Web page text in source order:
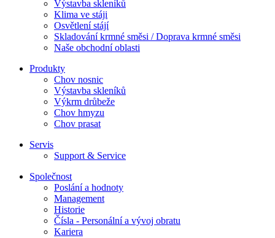
Výstavba skleníků
Klima ve stáji
Osvětlení stájí
Skladování krmné směsi / Doprava krmné směsi
Naše obchodní oblasti
Produkty
Chov nosnic
Výstavba skleníků
Výkrm drůbeže
Chov hmyzu
Chov prasat
Servis
Support & Service
Společnost
Poslání a hodnoty
Management
Historie
Čísla - Personální a vývoj obratu
Kariera